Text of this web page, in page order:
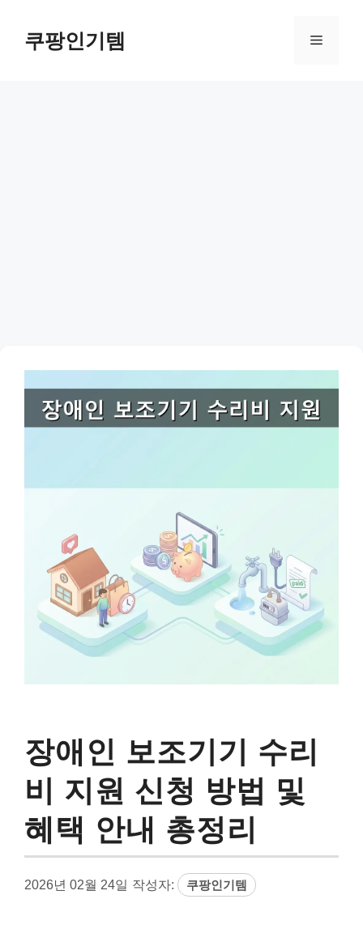
쿠팡인기템 메
장애인 보조기기 수리
비 지원 신청 방법 및
혜택 안내 총정리
2026년 02월 24일 작성자: 쿠팡인기템